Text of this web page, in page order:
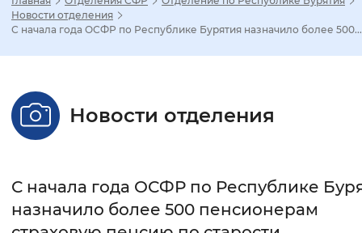
Настройка режима отображения
Стандартный Увеличенный
Без засечек
Новости отделения
С начала года ОСФР по Республике Бурятия назначило более 500...
Новости отделения
С начала года ОСФР по Республике
назначило более 500 пенсионерам